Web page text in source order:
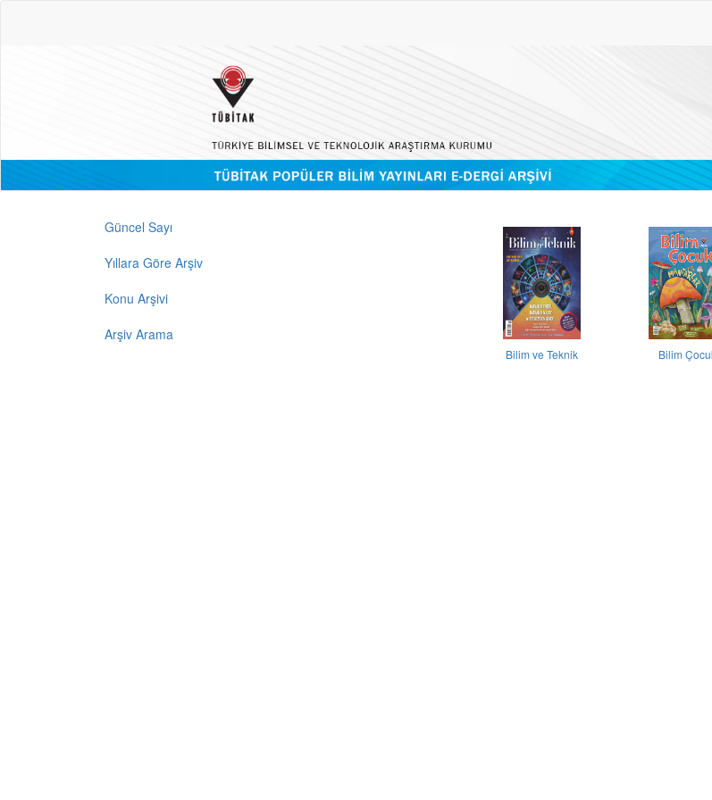
Güncel Sayı
Yıllara Göre Arşiv
Konu Arşivi
Arşiv Arama
Bilim ve Teknik Bilim